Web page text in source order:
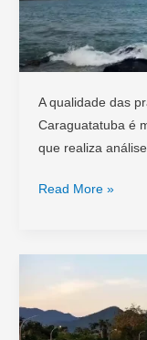
A qualidade das
Caraguatatuba é
que realiza
Praias
Caraguatatuba:
Consulte
de
Read More »